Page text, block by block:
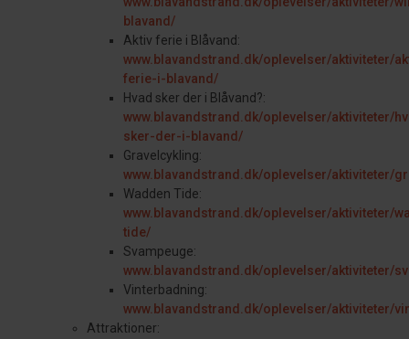
blavand/
Aktiv ferie i Blåvand:
www.blavandstrand.dk/oplevelser/aktiviteter/
ferie-i-blavand/
Hvad sker der i Blåvand?:
www.blavandstrand.dk/oplevelser/aktiviteter/
sker-der-i-blavand/
Gravelcykling:
www.blavandstrand.dk/oplevelser/aktiviteter/
Wadden Tide:
www.blavandstrand.dk/oplevelser/aktiviteter/
tide/
Svampeuge:
www.blavandstrand.dk/oplevelser/aktiviteter/
Vinterbadning:
www.blavandstrand.dk/oplevelser/aktiviteter/
Attraktioner: